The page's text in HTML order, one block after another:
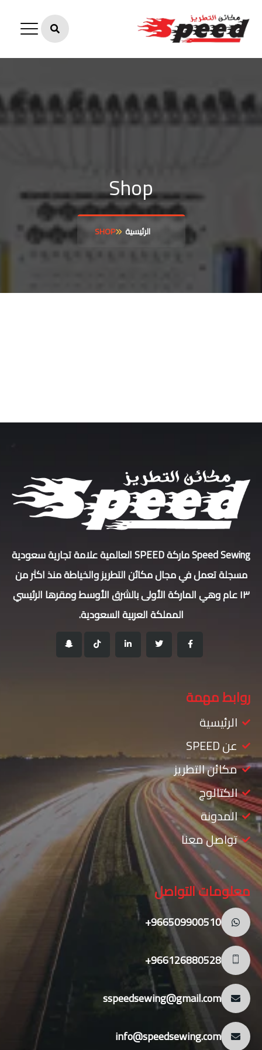
Shop
الرئيسية SHOP
Speed Sewing ماركة SPEED العالمية علامة تجارية سعودية
مسجلة تعمل في مجال مكائن التطريز والخياطة منذ اكثر من
١٣ عام وهي الماركة الأولى بالشرق الأوسط ومقرها الرئيسي
المملكة العربية السعودية.
روابط مهمة
الرئيسية
عن SPEED
مكائن التطريز
الكتالوج
المدونة
تواصل معنا
معلومات التواصل
966509900510+
966126880528+
sspeedsewing@gmail.com
info@speedsewing.com